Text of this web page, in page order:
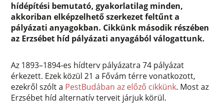
hídépítési bemutató, gyakorlatilag minden,
akkoriban elképzelhető szerkezet feltűnt a
pályázati anyagokban. Cikkünk második részében
az Erzsébet híd pályázati anyagából válogattunk.
Az 1893–1894-es hídterv pályázatra 74 pályázat
érkezett. Ezek közül 21 a Fővám térre vonatkozott,
ezekről szólt a PestBudában az előző cikkünk. Most az
Erzsébet híd alternatív terveit járjuk körül.